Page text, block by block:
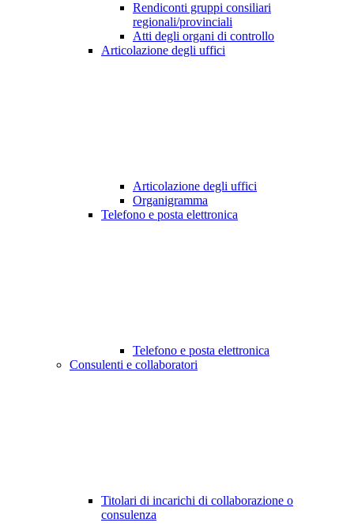
Rendiconti gruppi consiliari
regionali/provinciali
Atti degli organi di controllo
Articolazione degli uffici
Articolazione degli uffici
Organigramma
Telefono e posta elettronica
Telefono e posta elettronica
Consulenti e collaboratori
Titolari di incarichi di collaborazione o
consulenza